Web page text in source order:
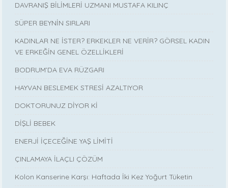
DAVRANIŞ BİLİMLERİ UZMANI MUSTAFA KILINÇ
SÜPER BEYNİN SIRLARI
KADINLAR NE İSTER? ERKEKLER NE VERİR? GÖRSEL KADIN
VE ERKEĞİN GENEL ÖZELLİKLERİ
BODRUM’DA EVA RÜZGARI
HAYVAN BESLEMEK STRESİ AZALTIYOR
DOKTORUNUZ DİYOR Kİ
DİŞLİ BEBEK
ENERJİ İÇECEĞİNE YAŞ LİMİTİ
ÇINLAMAYA İLAÇLI ÇÖZÜM
Kolon Kanserine Karşı: Haftada İki Kez Yoğurt Tüketin